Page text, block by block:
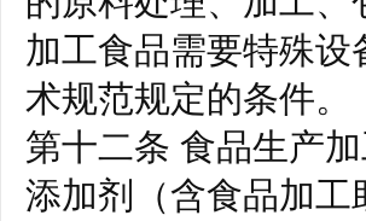
加工食品需要特殊
术规范规定的条件。
第十二条 食品生产
添加剂（含食品加